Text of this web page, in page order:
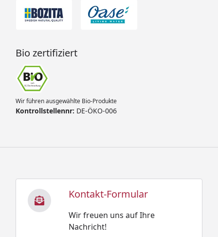
Bio zertifiziert
Wir führen ausgewählte Bio-Produkte
Kontrollstellennr: DE-ÖKO-006
Kontakt-Formular
Wir freuen uns auf Ihre
Nachricht!